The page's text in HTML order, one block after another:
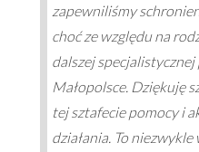
zapewniliśmy
choć ze względu na
dalszej
Małopolsce. Dziękuję
tej sztafecie pomocy i
działania. To